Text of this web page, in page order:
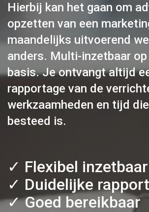
Hierbij kan het gaan om
opzetten van een
maandelijks uitvoerend
anders. Multi-inzetbaar
basis. Je ontvangt altijd
rapportage van de
werkzaamheden en tijd
besteed is.
✓ Flexibel inzetbaar
✓ Duidelijke
✓ Goed bereikbaar